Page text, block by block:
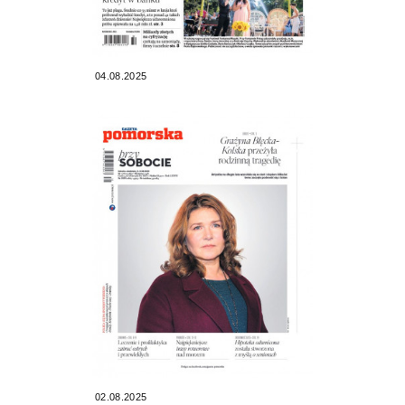
04.08.2025
02.08.2025